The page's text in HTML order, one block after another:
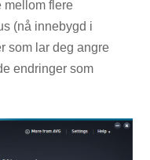
mellom flere
(nå innebygd i
som lar deg angre
endringer som